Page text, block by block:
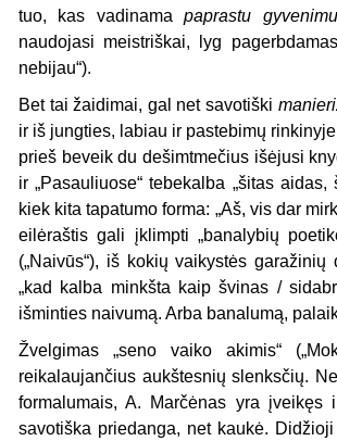
tuo, kas vadinamapaprastu gyvenimu
naudojasi meistriškai, lyg
nebijau“).
Bet tai žaidimai, gal net savotiški
ir iš jungties, labiau ir pastebimų
prieš beveik du dešimtmečius išėjusi
ir „Pasauliuose“ tebekalba „šitas
kiek kita tapatumo forma: „Aš, vis dar
eilėraštis gali įklimpti „banalybių
(„Naivūs“), iš kokių vaikystės garažinių
„kad kalba minkšta kaip švinas /
išminties naivumą. Arba banalumą,
Žvelgimas „seno vaiko akimis“
reikalaujančius aukštesnių slenksčių.
formalumais, A. Marčėnas yra
savotiška priedanga, net kaukė.